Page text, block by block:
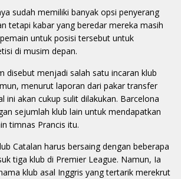
sudah memiliki banyak opsi penyerang
tetapi kabar yang beredar mereka masih
untuk posisi tersebut untuk
di musim depan.
disebut menjadi salah satu incaran klub
menurut laporan dari pakar transfer
ini akan cukup sulit dilakukan. Barcelona
sejumlah klub lain untuk mendapatkan
timnas Prancis itu.
Catalan harus bersaing dengan beberapa
tiga klub di Premier League. Namun, Ia
klub asal Inggris yang tertarik merekrut